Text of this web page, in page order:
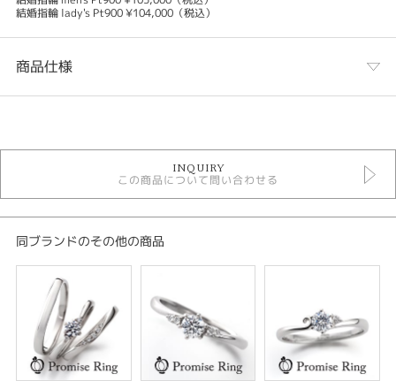
結婚指輪 lady's Pt900 ¥104,000（税込）
商品仕様
セットリング シンプル
Promise Ring セットリング
デザイン
テイスト
セットリング シンプル
性別
INQUIRY
この商品について問い合わせる
同ブランドのその他の商品